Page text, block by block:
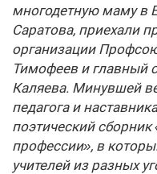
многодетную маму в
Саратова, приехали
организации
Тимофеев и главный
Каляева. Минувшей
педагога и
поэтический сборник
профессии», в
учителей из разных